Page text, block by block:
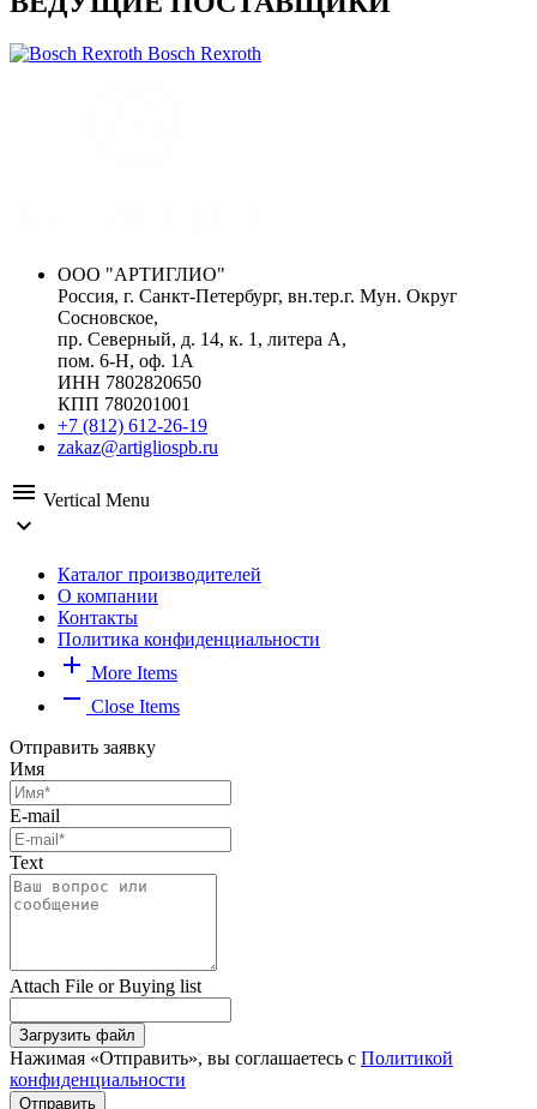
Bosch Rexroth
ООО "АРТИГЛИО"
Россия, г. Санкт-Петербург, вн.тер.г. Мун. Округ
Сосновское,
пр. Северный, д. 14, к. 1, литера А,
пом. 6-Н, оф. 1А
ИНН 7802820650
КПП 780201001
+7 (812) 612-26-19
zakaz@artigliospb.ru
menu Vertical Menu
expand_more
Каталог производителей
О компании
Контакты
Политика конфиденциальности
add More Items
remove Close Items
Отправить заявку
Имя
E-mail
Text
Attach File or Buying list
Загрузить файл
Нажимая «Отправить», вы соглашаетесь с Политикой
конфиденциальности
Отправить